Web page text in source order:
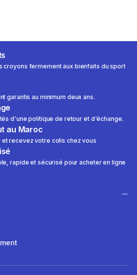
croyons fermement aux bienfaits du sport
garantis au minimum deux ans.
d'une politique de retour et d'échange.
au Maroc
et recevez votre colis chez vous
rapide et sécurisé pour acheter en ligne